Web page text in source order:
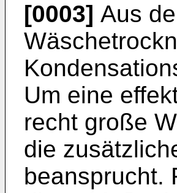
[0003] Aus
Um eine
recht große
die
beansprucht.